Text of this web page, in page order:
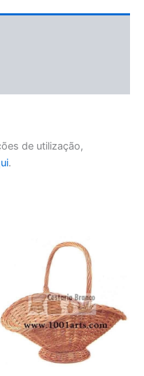
de utilização,
.